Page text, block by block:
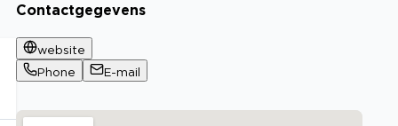
Contactgegevens
website
Phone
E-mail